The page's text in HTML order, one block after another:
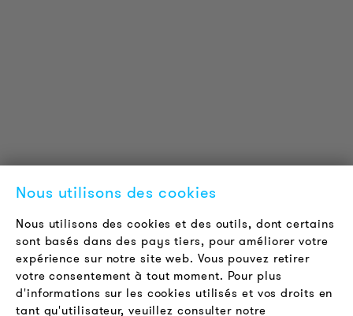
Offres d'emploi
Newsletter
LÉGAL
Conditions Générales de Vente
Protection des Données
Nous utilisons des cookies
Nous utilisons des cookies et des outils, dont certains
sont basés dans des pays tiers, pour améliorer votre
expérience sur notre site web. Vous pouvez retirer
votre consentement à tout moment. Pour plus
d'informations sur les cookies utilisés et vos droits en
tant qu'utilisateur, veuillez consulter notre